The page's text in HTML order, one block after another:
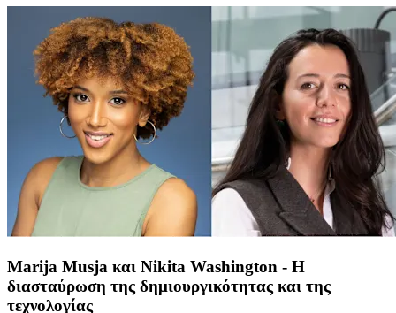
Marija Musja και Nikita Washington - Η
διασταύρωση της δημιουργικότητας και της
τεχνολογίας